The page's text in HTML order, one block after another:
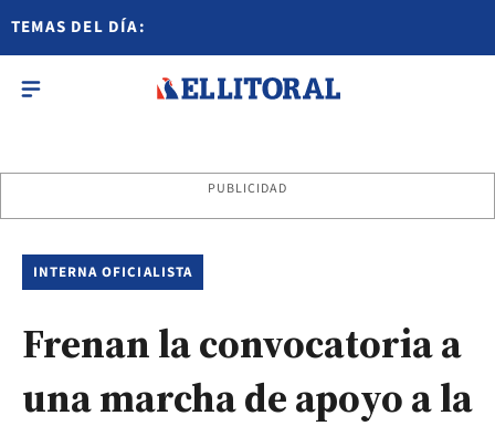
TEMAS DEL DÍA:
PUBLICIDAD
INTERNA OFICIALISTA
Frenan la convocatoria a
una marcha de apoyo a la